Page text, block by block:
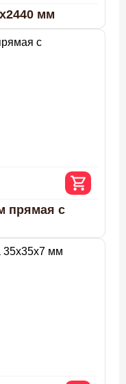
мм
прямая с